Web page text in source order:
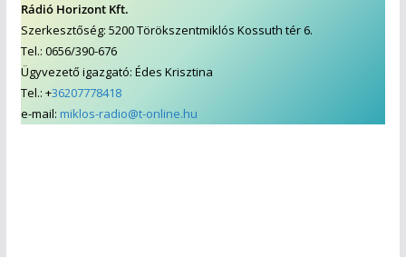
Rádió Horizont Kft.
Szerkesztőség: 5200 Törökszentmiklós Kossuth tér 6.
Tel.: 0656/390-676
Ügyvezető igazgató: Édes Krisztina
Tel.: +36207778418
e-mail: miklos-radio@t-online.hu